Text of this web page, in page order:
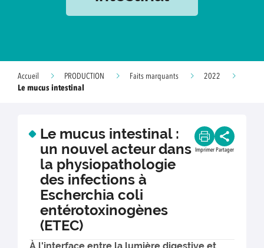
Accueil PRODUCTION Faits marquants
2022
Le mucus intestinal
Le mucus intestinal :
un nouvel acteur dans
la physiopathologie
des infections à
Escherchia coli
entérotoxinogènes
(ETEC)
Imprimer Partager